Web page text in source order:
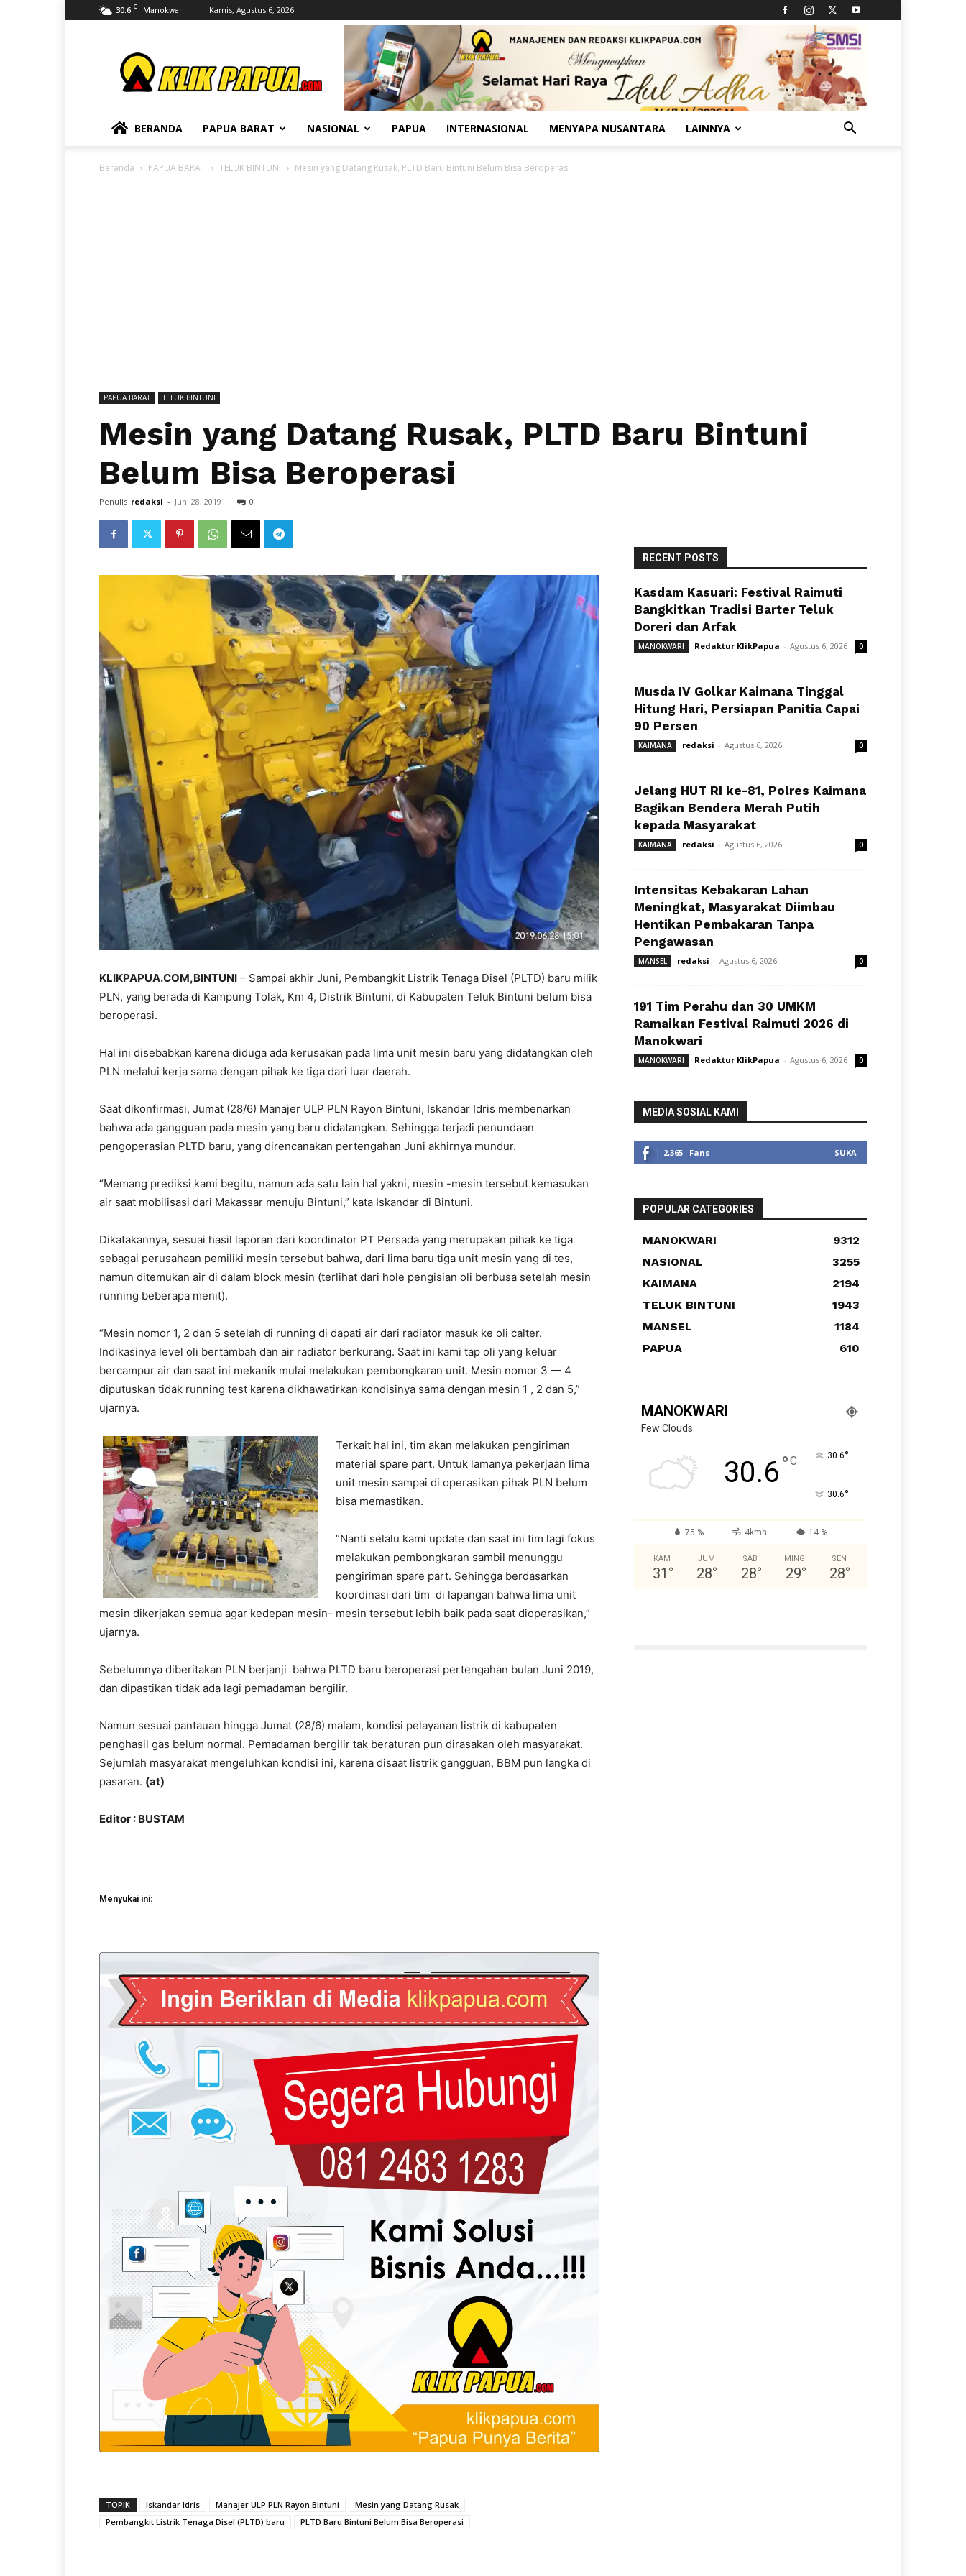
30.6 C Manokwari Kamis, Agustus 6, 2026
BERANDA PAPUA BARAT NASIONAL PAPUA INTERNASIONAL MENYAPA NUSANTARA LAINNYA
Beranda PAPUA BARAT TELUK BINTUNI Mesin yang Datang Rusak, PLTD Baru Bintuni Belum Bisa Beroperasi
PAPUA BARAT TELUK BINTUNI
Mesin yang Datang Rusak, PLTD Baru Bintuni
Belum Bisa Beroperasi
Penulis redaksi - Juni 28, 2019 0
KLIKPAPUA.COM,BINTUNI – Sampai akhir Juni, Pembangkit Listrik Tenaga Disel (PLTD) baru milik
PLN, yang berada di Kampung Tolak, Km 4, Distrik Bintuni, di Kabupaten Teluk Bintuni belum bisa
beroperasi.
Hal ini disebabkan karena diduga ada kerusakan pada lima unit mesin baru yang didatangkan oleh
PLN melalui kerja sama dengan pihak ke tiga dari luar daerah.
Saat dikonfirmasi, Jumat (28/6) Manajer ULP PLN Rayon Bintuni, Iskandar Idris membenarkan
bahwa ada gangguan pada mesin yang baru didatangkan. Sehingga terjadi penundaan
pengoperasian PLTD baru, yang direncanakan pertengahan Juni akhirnya mundur.
“Memang prediksi kami begitu, namun ada satu lain hal yakni, mesin -mesin tersebut kemasukan
air saat mobilisasi dari Makassar menuju Bintuni,” kata Iskandar di Bintuni.
Dikatakannya, sesuai hasil laporan dari koordinator PT Persada yang merupakan pihak ke tiga
sebagai perusahaan pemiliki mesin tersebut bahwa, dari lima baru tiga unit mesin yang di tes,
namun ditemukan air di dalam block mesin (terlihat dari hole pengisian oli berbusa setelah mesin
running beberapa menit).
“Mesin nomor 1, 2 dan 5 setelah di running di dapati air dari radiator masuk ke oli calter.
Indikasinya level oli bertambah dan air radiator berkurang. Saat ini kami tap oli yang keluar
bercampur air dan saat ini mekanik mulai melakukan pembongkaran unit. Mesin nomor 3 — 4
diputuskan tidak running test karena dikhawatirkan kondisinya sama dengan mesin 1 , 2 dan 5,”
ujarnya.
Terkait hal ini, tim akan melakukan pengiriman
material spare part. Untuk lamanya pekerjaan lima
unit mesin sampai di operasikan pihak PLN belum
bisa memastikan.
“Nanti selalu kami update dan saat ini tim lagi fokus
melakukan pembongkaran sambil menunggu
pengiriman spare part. Sehingga berdasarkan
koordinasi dari tim di lapangan bahwa lima unit
mesin dikerjakan semua agar kedepan mesin- mesin tersebut lebih baik pada saat dioperasikan,”
ujarnya.
Sebelumnya diberitakan PLN berjanji bahwa PLTD baru beroperasi pertengahan bulan Juni 2019,
dan dipastikan tidak ada lagi pemadaman bergilir.
Namun sesuai pantauan hingga Jumat (28/6) malam, kondisi pelayanan listrik di kabupaten
penghasil gas belum normal. Pemadaman bergilir tak beraturan pun dirasakan oleh masyarakat.
Sejumlah masyarakat mengeluhkan kondisi ini, karena disaat listrik gangguan, BBM pun langka di
pasaran. (at)
Editor : BUSTAM
Menyukai ini:
TOPIK Iskandar Idris Manajer ULP PLN Rayon Bintuni
Mesin yang Datang Rusak
Pembangkit Listrik Tenaga Disel (PLTD) baru
PLTD Baru Bintuni Belum Bisa Beroperasi
RECENT POSTS
Kasdam Kasuari: Festival Raimuti
Bangkitkan Tradisi Barter Teluk
Doreri dan Arfak
MANOKWARI Redaktur KlikPapua - Agustus 6, 2026 0
Musda IV Golkar Kaimana Tinggal
Hitung Hari, Persiapan Panitia Capai
90 Persen
KAIMANA redaksi - Agustus 6, 2026 0
Jelang HUT RI ke-81, Polres Kaimana
Bagikan Bendera Merah Putih
kepada Masyarakat
KAIMANA redaksi - Agustus 6, 2026 0
Intensitas Kebakaran Lahan
Meningkat, Masyarakat Diimbau
Hentikan Pembakaran Tanpa
Pengawasan
MANSEL redaksi - Agustus 6, 2026 0
191 Tim Perahu dan 30 UMKM
Ramaikan Festival Raimuti 2026 di
Manokwari
MANOKWARI Redaktur KlikPapua - Agustus 6, 2026 0
MEDIA SOSIAL KAMI
2,365 Fans SUKA
POPULAR CATEGORIES
MANOKWARI
9312
NASIONAL
3255
KAIMANA
2194
TELUK BINTUNI
1943
MANSEL
1184
PAPUA
610
MANOKWARI
Few Clouds
30.6°C 30.6°
30.6°
75 % 4kmh 14 %
KAM
31 °
JUM
28°
SAB
28°
MING
29°
SEN
28°